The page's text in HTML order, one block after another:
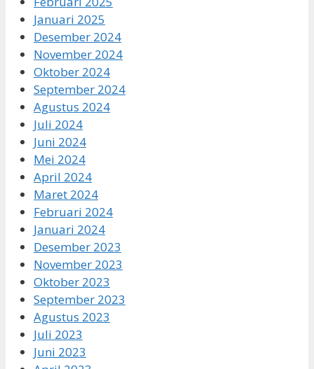
Januari 2025
Desember 2024
November 2024
Oktober 2024
September 2024
Agustus 2024
Juli 2024
Juni 2024
Mei 2024
April 2024
Maret 2024
Februari 2024
Januari 2024
Desember 2023
November 2023
Oktober 2023
September 2023
Agustus 2023
Juli 2023
Juni 2023